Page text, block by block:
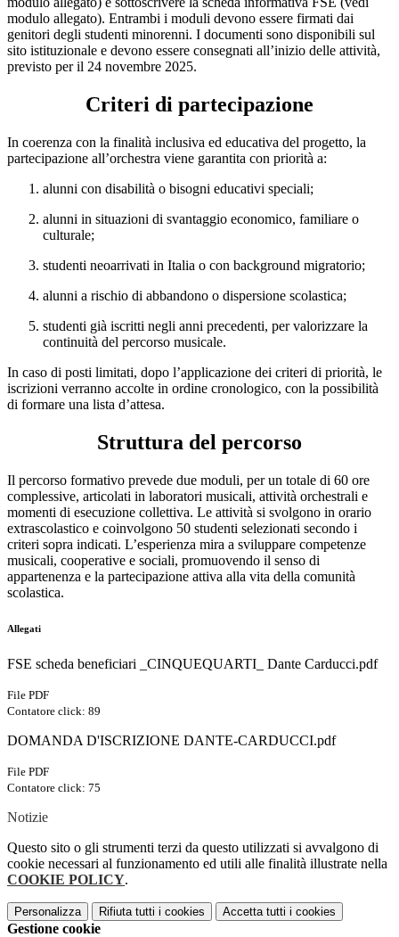
modulo allegato). Entrambi i moduli devono essere firmati dai
genitori degli studenti minorenni. I documenti sono disponibili sul
sito istituzionale e devono essere consegnati all’inizio delle attività,
previsto per il 24 novembre 2025.
Criteri di partecipazione
In coerenza con la finalità inclusiva ed educativa del progetto, la
partecipazione all’orchestra viene garantita con priorità a:
alunni con disabilità o bisogni educativi speciali;
alunni in situazioni di svantaggio economico, familiare o
culturale;
studenti neoarrivati in Italia o con background migratorio;
alunni a rischio di abbandono o dispersione scolastica;
studenti già iscritti negli anni precedenti, per valorizzare la
continuità del percorso musicale.
In caso di posti limitati, dopo l’applicazione dei criteri di priorità, le
iscrizioni verranno accolte in ordine cronologico, con la possibilità
di formare una lista d’attesa.
Struttura del percorso
Il percorso formativo prevede due moduli, per un totale di 60 ore
complessive, articolati in laboratori musicali, attività orchestrali e
momenti di esecuzione collettiva. Le attività si svolgono in orario
extrascolastico e coinvolgono 50 studenti selezionati secondo i
criteri sopra indicati. L’esperienza mira a sviluppare competenze
musicali, cooperative e sociali, promuovendo il senso di
appartenenza e la partecipazione attiva alla vita della comunità
scolastica.
Allegati
FSE scheda beneficiari _CINQUEQUARTI_ Dante Carducci.pdf
File PDF
Contatore click: 89
DOMANDA D'ISCRIZIONE DANTE-CARDUCCI.pdf
File PDF
Contatore click: 75
Notizie
Questo sito o gli strumenti terzi da questo utilizzati si avvalgono di
cookie necessari al funzionamento ed utili alle finalità illustrate nella
COOKIE POLICY.
Personalizza Rifiuta tutti i cookies Accetta tutti i cookies
Gestione cookie